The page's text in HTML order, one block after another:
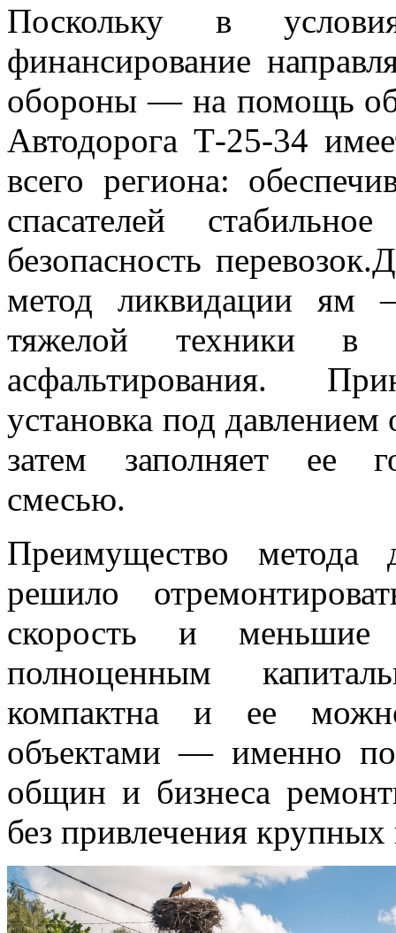
Поскольку в
финансирование
обороны — на помощь
Автодорога Т-25-34
всего региона:
спасателей
безопасность
метод ликвидации ям
тяжелой техники в
асфальтирования.
установка под
затем заполняет ее
смесью.
Преимущество метода
решило
скорость и
полноценным
компактна и ее
объектами — именно
общин и бизнеса
без привлечения